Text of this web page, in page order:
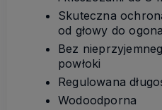
Skuteczna
od głowy do ogona
Bez
powłoki
Regulowana
Wodoodporna